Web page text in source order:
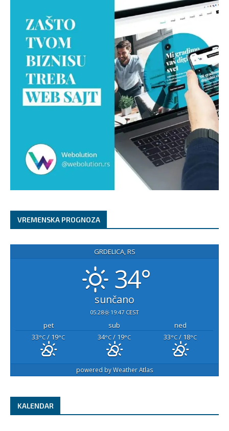
VREMENSKA PROGNOZA
GRDELICA, RS
34°
sunčano
05:28 19:47 CEST
pet sub
ned
33°C / 19°C 34°C / 19°C 33°C / 18°C
powered byWeather Atlas
KALENDAR